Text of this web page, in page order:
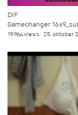
DIF
Gamechanger
19.964 views 25. oktober